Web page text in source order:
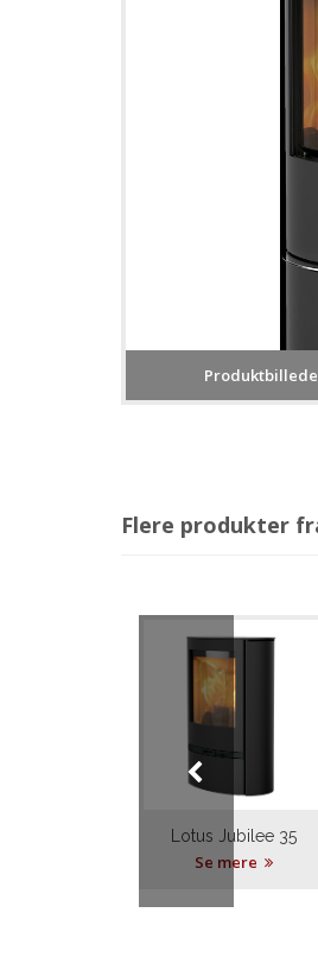
Produktbillede
Flere produkter
Lotus Jubilee 35
Se mere